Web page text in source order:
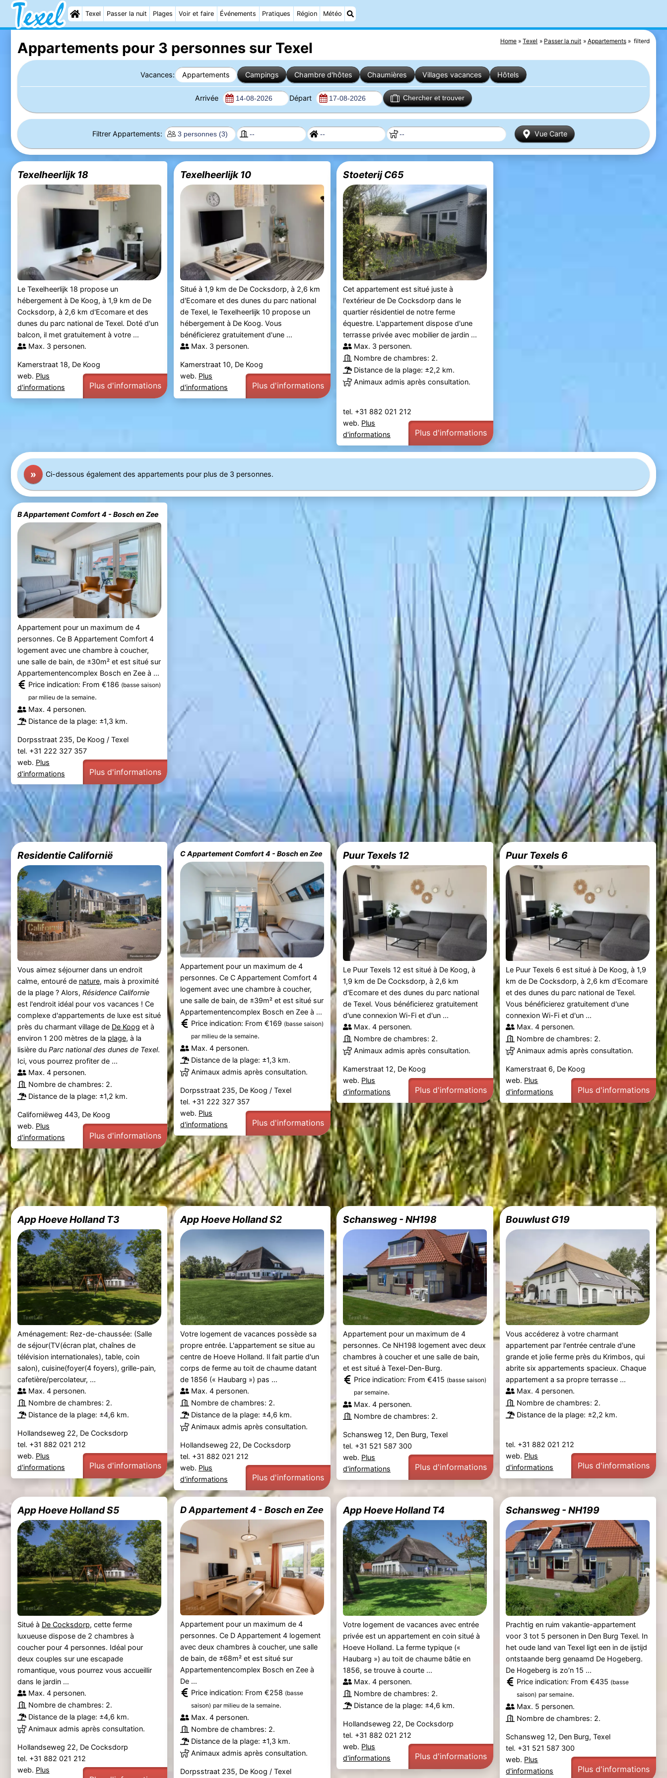
Texel Passer la nuit Plages Voir et faire Événements Pratiques Région Météo
Home Texel Passer la nuit Appartements filterd
Appartements pour 3 personnes sur Texel
Vacances: Appartements Campings Chambre d'hôtes Chaumières Villages vacances Hôtels
Arrivée Départ Chercher et trouver
Filtrer Appartements: Vue Carte
Texelheerlijk 18
Le Texelheerlijk 18 propose un
hébergement à De Koog, à 1,9 km de De
Cocksdorp, à 2,6 km d'Ecomare et des
dunes du parc national de Texel. Doté d'un
balcon, il met gratuitement à votre ...
Max. 3 personen.
Kamerstraat 18, De Koog
web. Plus
d'informations
Plus d'informations
Texelheerlijk 10
Situé à 1,9 km de De Cocksdorp, à 2,6 km
d'Ecomare et des dunes du parc national
de Texel, le Texelheerlijk 10 propose un
hébergement à De Koog. Vous
bénéficierez gratuitement d'une ...
Max. 3 personen.
Kamerstraat 10, De Koog
web. Plus
d'informations
Plus d'informations
Stoeterij C65
Cet appartement est situé juste à
l'extérieur de De Cocksdorp dans le
quartier résidentiel de notre ferme
équestre. L'appartement dispose d'une
terrasse privée avec mobilier de jardin ...
Max. 3 personen.
Nombre de chambres: 2.
Distance de la plage: ±2,2 km.
Animaux admis après consultation.
tel. +31 882 021 212
web. Plus
d'informations
Plus d'informations
» Ci-dessous également des appartements pour plus de 3 personnes.
B Appartement Comfort 4 - Bosch en Zee
Appartement pour un maximum de 4
personnes. Ce B Appartement Comfort 4
logement avec une chambre à coucher,
une salle de bain, de ±30m² et est situé sur
Appartementencomplex Bosch en Zee à ...
Price indication: From €186 (basse saison)
par milieu de la semaine.
Max. 4 personen.
Distance de la plage: ±1,3 km.
Dorpsstraat 235, De Koog / Texel
tel. +31 222 327 357
web. Plus
d'informations
Plus d'informations
Residentie Californië
Vous aimez séjourner dans un endroit
calme, entouré de nature, mais à proximité
de la plage ? Alors, Résidence Californie
est l'endroit idéal pour vos vacances ! Ce
complexe d'appartements de luxe est situé
près du charmant village de De Koog et à
environ 1 200 mètres de la plage, à la
lisière du Parc national des dunes de Texel.
Ici, vous pourrez profiter de ...
Max. 4 personen.
Nombre de chambres: 2.
Distance de la plage: ±1,2 km.
Californiëweg 443, De Koog
web. Plus
d'informations
Plus d'informations
C Appartement Comfort 4 - Bosch en Zee
Appartement pour un maximum de 4
personnes. Ce C Appartement Comfort 4
logement avec une chambre à coucher,
une salle de bain, de ±39m² et est situé sur
Appartementencomplex Bosch en Zee à ...
Price indication: From €169 (basse saison)
par milieu de la semaine.
Max. 4 personen.
Distance de la plage: ±1,3 km.
Animaux admis après consultation.
Dorpsstraat 235, De Koog / Texel
tel. +31 222 327 357
web. Plus
d'informations
Plus d'informations
Puur Texels 12
Le Puur Texels 12 est situé à De Koog, à
1,9 km de De Cocksdorp, à 2,6 km
d'Ecomare et des dunes du parc national
de Texel. Vous bénéficierez gratuitement
d'une connexion Wi-Fi et d'un ...
Max. 4 personen.
Nombre de chambres: 2.
Animaux admis après consultation.
Kamerstraat 12, De Koog
web. Plus
d'informations
Plus d'informations
Puur Texels 6
Le Puur Texels 6 est situé à De Koog, à 1,9
km de De Cocksdorp, à 2,6 km d'Ecomare
et des dunes du parc national de Texel.
Vous bénéficierez gratuitement d'une
connexion Wi-Fi et d'un ...
Max. 4 personen.
Nombre de chambres: 2.
Animaux admis après consultation.
Kamerstraat 6, De Koog
web. Plus
d'informations
Plus d'informations
App Hoeve Holland T3
Aménagement: Rez-de-chaussée: (Salle
de séjour(TV(écran plat, chaînes de
télévision internationales), table, coin
salon), cuisine(foyer(4 foyers), grille-pain,
cafetière/percolateur, ...
Max. 4 personen.
Nombre de chambres: 2.
Distance de la plage: ±4,6 km.
Hollandseweg 22, De Cocksdorp
tel. +31 882 021 212
web. Plus
d'informations
Plus d'informations
App Hoeve Holland S2
Votre logement de vacances possède sa
propre entrée. L'appartement se situe au
centre de Hoeve Holland. Il fait partie d'un
corps de ferme au toit de chaume datant
de 1856 (« Haubarg ») pas ...
Max. 4 personen.
Nombre de chambres: 2.
Distance de la plage: ±4,6 km.
Animaux admis après consultation.
Hollandseweg 22, De Cocksdorp
tel. +31 882 021 212
web. Plus
d'informations
Plus d'informations
Schansweg - NH198
Appartement pour un maximum de 4
personnes. Ce NH198 logement avec deux
chambres à coucher et une salle de bain,
et est situé à Texel-Den-Burg.
Price indication: From €415 (basse saison)
par semaine.
Max. 4 personen.
Nombre de chambres: 2.
Schansweg 12, Den Burg, Texel
tel. +31 521 587 300
web. Plus
d'informations
Plus d'informations
Bouwlust G19
Vous accéderez à votre charmant
appartement par l'entrée centrale d'une
grande et jolie ferme près du Krimbos, qui
abrite six appartements spacieux. Chaque
appartement a sa propre terrasse ...
Max. 4 personen.
Nombre de chambres: 2.
Distance de la plage: ±2,2 km.
tel. +31 882 021 212
web. Plus
d'informations
Plus d'informations
App Hoeve Holland S5
Situé à De Cocksdorp, cette ferme
luxueuse dispose de 2 chambres à
coucher pour 4 personnes. Idéal pour
deux couples sur une escapade
romantique, vous pourrez vous accueillir
dans le jardin ...
Max. 4 personen.
Nombre de chambres: 2.
Distance de la plage: ±4,6 km.
Animaux admis après consultation.
Hollandseweg 22, De Cocksdorp
tel. +31 882 021 212
web. Plus
D Appartement 4 - Bosch en Zee
Appartement pour un maximum de 4
personnes. Ce D Appartement 4 logement
avec deux chambres à coucher, une salle
de bain, de ±68m² et est situé sur
Appartementencomplex Bosch en Zee à
De ...
Price indication: From €258 (basse
saison) par milieu de la semaine.
Max. 4 personen.
Nombre de chambres: 2.
Distance de la plage: ±1,3 km.
Animaux admis après consultation.
Dorpsstraat 235, De Koog / Texel
App Hoeve Holland T4
Votre logement de vacances avec entrée
privée est un appartement en coin situé à
Hoeve Holland. La ferme typique («
Haubarg ») au toit de chaume bâtie en
1856, se trouve à courte ...
Max. 4 personen.
Nombre de chambres: 2.
Distance de la plage: ±4,6 km.
Hollandseweg 22, De Cocksdorp
tel. +31 882 021 212
web. Plus
d'informations
Plus d'informations
Schansweg - NH199
Prachtig en ruim vakantie-appartement
voor 3 tot 5 personen in Den Burg Texel. In
het oude land van Texel ligt een in de ijstijd
ontstaande berg genaamd De Hogeberg.
De Hogeberg is zo’n 15 ...
Price indication: From €435 (basse
saison) par semaine.
Max. 5 personen.
Nombre de chambres: 2.
Schansweg 12, Den Burg, Texel
tel. +31 521 587 300
web. Plus
d'informations
Plus d'informations